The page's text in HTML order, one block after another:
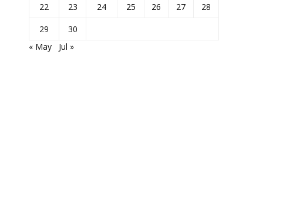
22
23 24 25 26 27
28
29
30
« May
Jul »